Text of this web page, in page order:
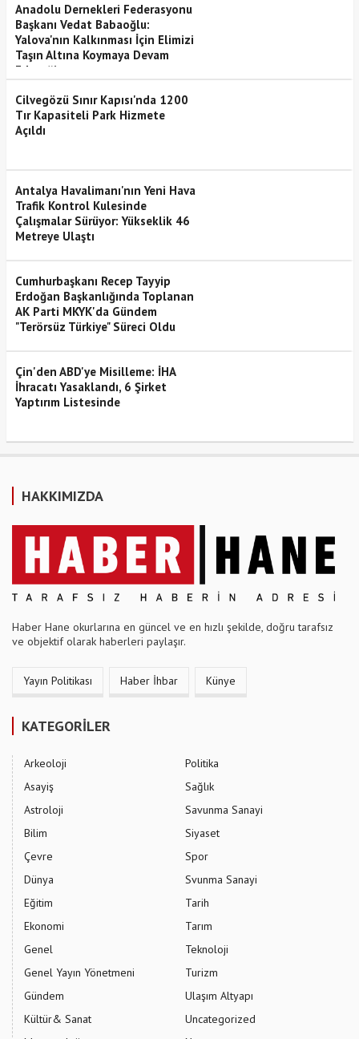
Anadolu Dernekleri Federasyonu
Başkanı Vedat Babaoğlu:
Yalova'nın Kalkınması İçin Elimizi
Taşın Altına Koymaya Devam
Edeceğiz
Cilvegözü Sınır Kapısı'nda 1200
Tır Kapasiteli Park Hizmete
Açıldı
Antalya Havalimanı'nın Yeni Hava
Trafik Kontrol Kulesinde
Çalışmalar Sürüyor: Yükseklik 46
Metreye Ulaştı
Cumhurbaşkanı Recep Tayyip
Erdoğan Başkanlığında Toplanan
AK Parti MKYK'da Gündem
"Terörsüz Türkiye" Süreci Oldu
Çin'den ABD'ye Misilleme: İHA
İhracatı Yasaklandı, 6 Şirket
Yaptırım Listesinde
HAKKIMIZDA
Haber Hane okurlarına en güncel ve en hızlı şekilde, doğru tarafsız
ve objektif olarak haberleri paylaşır.
Yayın Politikası Haber İhbar Künye
KATEGORİLER
Arkeoloji
Asayiş
Astroloji
Bilim
Çevre
Dünya
Eğitim
Ekonomi
Genel
Genel Yayın Yönetmeni
Gündem
Kültür& Sanat
Politika
Sağlık
Savunma Sanayi
Siyaset
Spor
Svunma Sanayi
Tarih
Tarım
Teknoloji
Turizm
Ulaşım Altyapı
Uncategorized